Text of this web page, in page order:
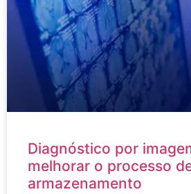
Diagnóstico por
melhorar o processo
armazenamento